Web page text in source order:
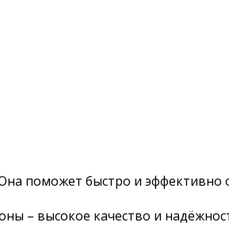
поможет быстро и
– высокое качество и